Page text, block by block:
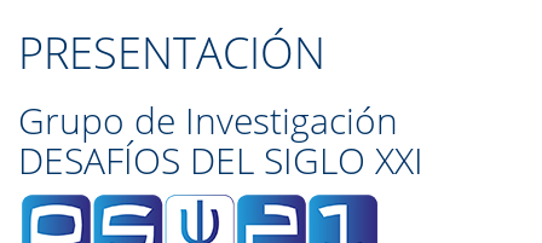
PRESENTACIÓN
Grupo de Investigación
DESAFÍOS DEL SIGLO XXI